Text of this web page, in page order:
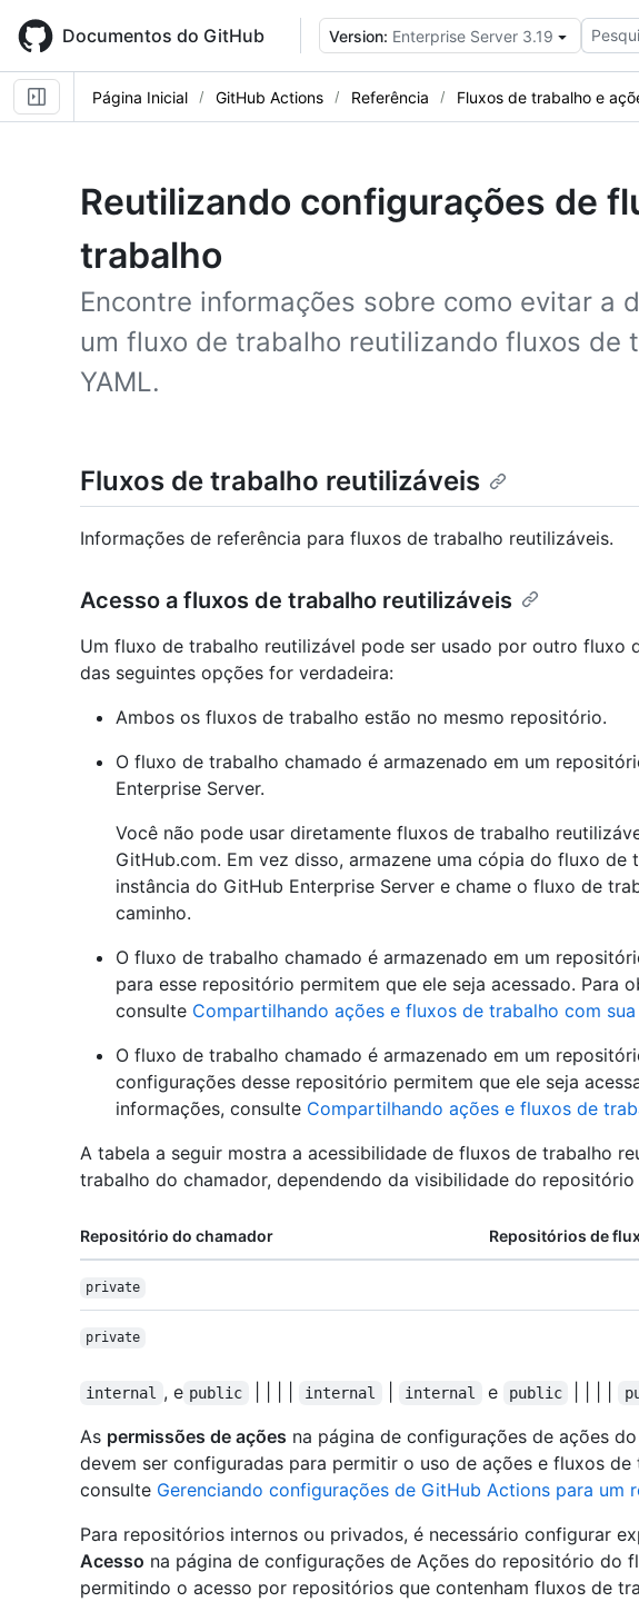
main
content
Documentos do GitHub Version: Enterprise Server 3.19
Página Inicial GitHub Actions Referência Fluxos de trabalho e
Reutilizando configurações de
trabalho
Encontre informações sobre como evitar a
um fluxo de trabalho reutilizando fluxos de
YAML.
Fluxos de trabalho reutilizáveis
Informações de referência para fluxos de trabalho reutilizáveis.
Acesso a fluxos de trabalho reutilizáveis
Um fluxo de trabalho reutilizável pode ser usado por outro fluxo
das seguintes opções for verdadeira:
Ambos os fluxos de trabalho estão no mesmo repositório.
O fluxo de trabalho chamado é armazenado em um
Enterprise Server.
Você não pode usar diretamente fluxos de trabalho
GitHub.com. Em vez disso, armazene uma cópia do fluxo de
instância do GitHub Enterprise Server e chame o fluxo de
caminho.
O fluxo de trabalho chamado é armazenado em um
para esse repositório permitem que ele seja acessado. Para
consulte Compartilhando ações e fluxos de trabalho com sua
O fluxo de trabalho chamado é armazenado em um
configurações desse repositório permitem que ele seja
informações, consulte Compartilhando ações e fluxos de
A tabela a seguir mostra a acessibilidade de fluxos de trabalho
trabalho do chamador, dependendo da visibilidade do
Repositório do chamador Repositórios de
private
private
internal , e public internal internal e public
As permissões de ações na página de configurações de ações
devem ser configuradas para permitir o uso de ações e fluxos
consulte Gerenciando configurações de GitHub Actions para um
Para repositórios internos ou privados, é necessário configurar
Acesso na página de configurações de Ações do repositório do
permitindo o acesso por repositórios que contenham fluxos de